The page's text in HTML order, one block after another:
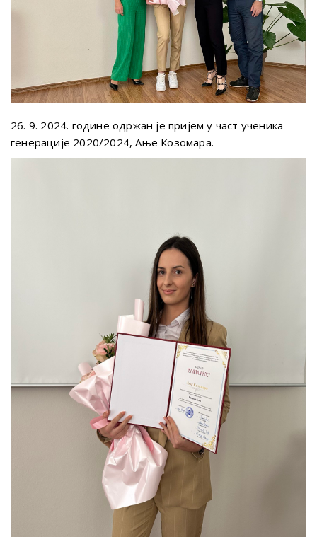
26. 9. 2024. године одржан је пријем у част ученика
генерације 2020/2024, Ање Козомара.